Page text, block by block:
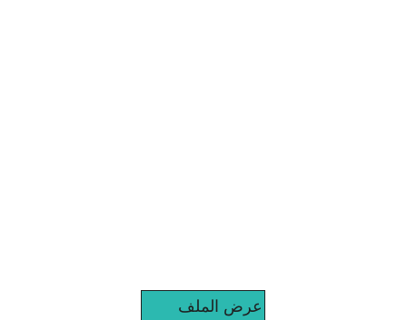
عرض الملف